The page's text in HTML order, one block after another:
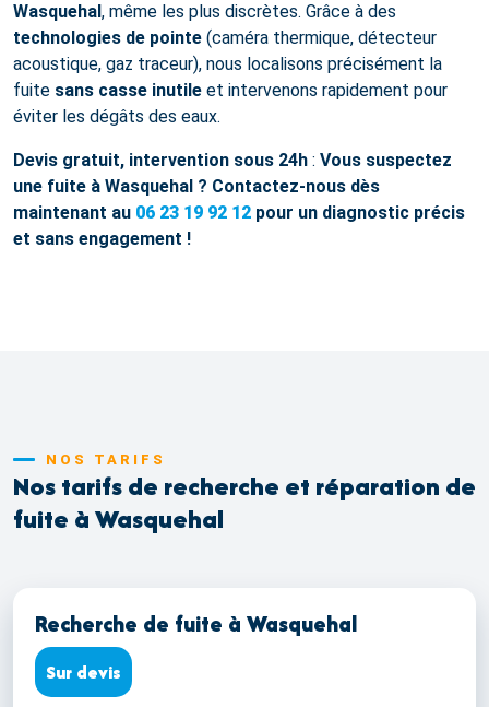
Wasquehal, même les plus discrètes. Grâce à des
technologies de pointe (caméra thermique, détecteur
acoustique, gaz traceur), nous localisons précisément la
fuite sans casse inutile et intervenons rapidement pour
éviter les dégâts des eaux.
Devis gratuit, intervention sous 24h : Vous suspectez
une fuite à Wasquehal ? Contactez-nous dès
maintenant au 06 23 19 92 12 pour un diagnostic précis
et sans engagement !
NOS TARIFS
Nos tarifs de recherche et réparation de
fuite à Wasquehal
Recherche de fuite à Wasquehal
Sur devis